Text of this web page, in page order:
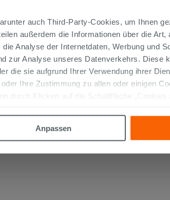
auch Third-Party-Cookies, um Ihnen
außerdem die Informationen über die
Analyse der Internetdaten, Werbung und
zur Analyse unseres Datenverkehrs. Diese
die sie aufgrund Ihrer Verwendung ihrer
Ihre Zustimmung zu allen oder einigen
durch Klicken auf die Schaltfläche „Cookies
Anpassen
Square Messing
Matt
€ /STK.
IN DEN WARENKORB LEGEN